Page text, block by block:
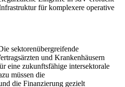
für komplexere operative
sektorenübergreifende
und Krankenhäusern
eine zukunftsfähige intersektorale
müssen die
die Finanzierung gezielt